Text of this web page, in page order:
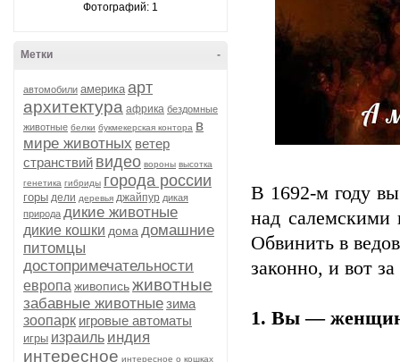
Фотографий: 1
-
Метки
автомобили америка арт
архитектура африка бездомные
животные белки букмекерская контора в
мире животных ветер
странствий видео вороны высотка
генетика гибриды города россии
горы дели деревья джайпур дикая
природа дикие животные
дикие кошки дома домашние
питомцы
достопримечательности
европа живописьживотные
забавные животныезима
зоопарк игровые автоматы
игры израиль индия
интересное интересное о кошках
В 1692-м году вы
над салемскими
Обвинить в
законно, и вот за
1. Вы —